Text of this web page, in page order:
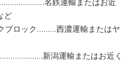
ど
ブロック………西濃運輸またはヤ
新潟運輸またはお近く